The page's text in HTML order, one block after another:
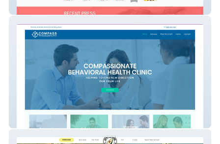
djshawna
Compass Behavioral Health